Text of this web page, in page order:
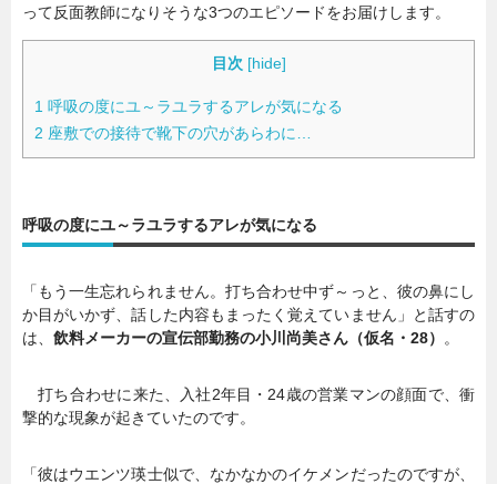
って反面教師になりそうな3つのエピソードをお届けします。
目次 [hide]
1 呼吸の度にユ～ラユラするアレが気になる
2 座敷での接待で靴下の穴があらわに…
呼吸の度にユ～ラユラするアレが気になる
「もう一生忘れられません。打ち合わせ中ず～っと、彼の鼻にし
か目がいかず、話した内容もまったく覚えていません」と話すの
は、 飲料メーカーの宣伝部勤務の小川尚美さん（仮名・28） 。
打ち合わせに来た、入社2年目・24歳の営業マンの顔面で、衝
撃的な現象が起きていたのです。
「彼はウエンツ瑛士似で、なかなかのイケメンだったのですが、